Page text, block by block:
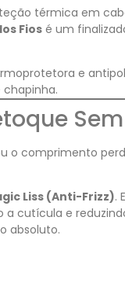
térmica em
Fios é um
e
chapinha.
o comprimento
Liss (Anti-Frizz).
a cutícula e
absoluto.